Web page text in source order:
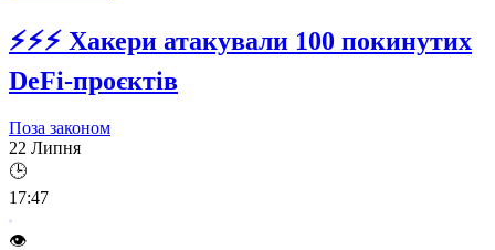
⚡⚡⚡ Хакери атакували 100 покинутих
DeFi-проєктів
Поза законом
22 Липня
🕒
17:47
👁️